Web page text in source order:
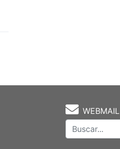
WEBMAIL